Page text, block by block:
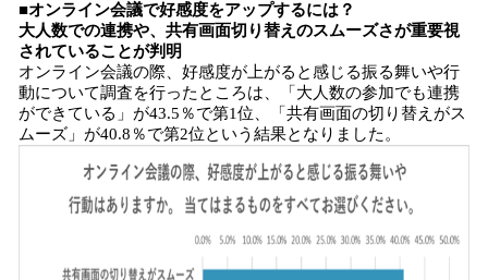
■オンライン会議で好感度をアップするには？
大人数での連携や、共有画面切り替えのスムーズさが重要視
されていることが判明
オンライン会議の際、好感度が上がると感じる振る舞いや行
動について調査を行ったところは、「大人数の参加でも連携
ができている」が43.5％で第1位、「共有画面の切り替えがス
ムーズ」が40.8％で第2位という結果となりました。